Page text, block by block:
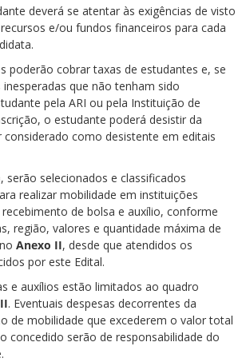
deverá se atentar às exigências de visto
e/ou fundos financeiros para cada
poderão cobrar taxas de estudantes e, se
que não tenham sido
pela ARI ou pela Instituição de
o estudante poderá desistir da
considerado como desistente em editais
serão selecionados e classificados
realizar mobilidade em instituições
de bolsa e auxílio, conforme
região, valores e quantidade máxima de
Anexo II, desde que atendidos os
por este Edital.
e auxílios estão limitados ao quadro
. Eventuais despesas decorrentes da
de mobilidade que excederem o valor total
concedido serão de responsabilidade do